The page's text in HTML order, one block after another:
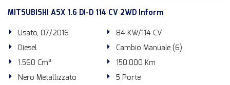
MITSUBISHI ASX 1.6 DI-D 114 CV 2WD Inform
Usato, 07/2016
84 KW/114 CV
Diesel
Cambio Manuale (6)
1.560 Cm³
150.000 Km
Nero Metallizzato
5 Porte